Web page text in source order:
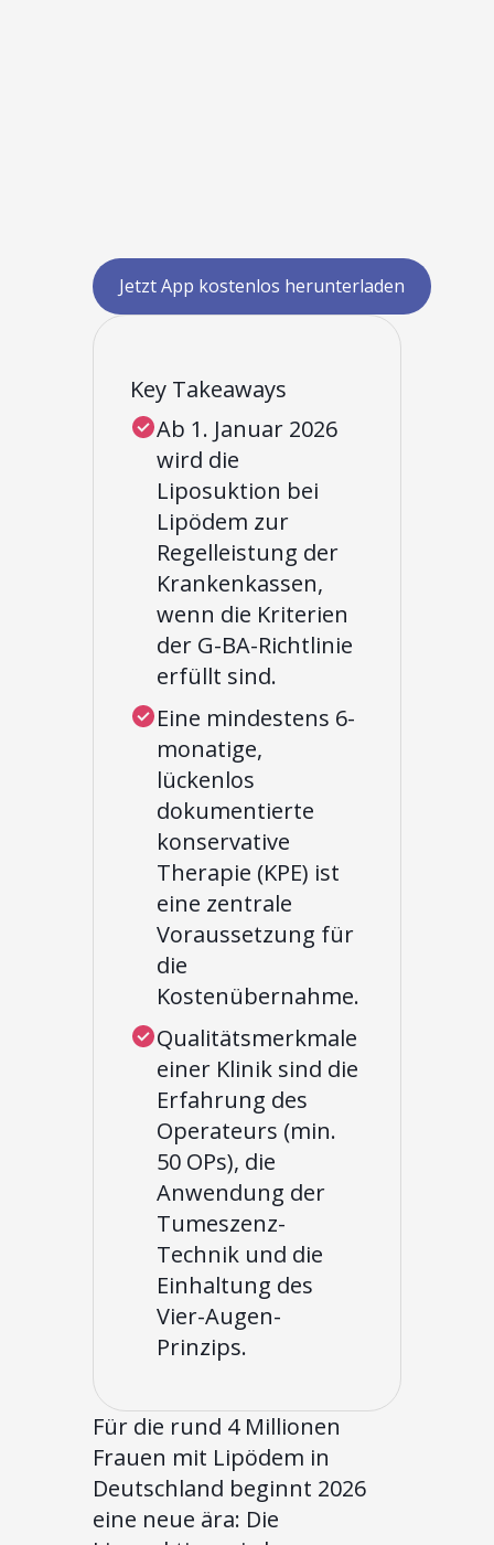
Jetzt App kostenlos herunterladen
Key Takeaways
Ab 1. Januar 2026
wird die
Liposuktion bei
Lipödem zur
Regelleistung der
Krankenkassen,
wenn die Kriterien
der G-BA-Richtlinie
erfüllt sind.
Eine mindestens 6-
monatige,
lückenlos
dokumentierte
konservative
Therapie (KPE) ist
eine zentrale
Voraussetzung für
die
Kostenübernahme.
Qualitätsmerkmale
einer Klinik sind die
Erfahrung des
Operateurs (min.
50 OPs), die
Anwendung der
Tumeszenz-
Technik und die
Einhaltung des
Vier-Augen-
Prinzips.
Für die rund 4 Millionen
Frauen mit Lipödem in
Deutschland beginnt 2026
eine neue ära: Die